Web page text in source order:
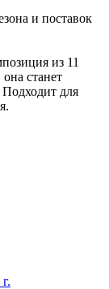
и поставок
из 11
станет
для